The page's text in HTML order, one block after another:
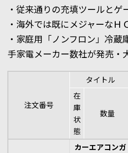
・従来通りの充填ツールとゲ
・海外では既にメジャーなＨ
・家庭用「ノンフロン」冷蔵
手家電メーカー数社が発売・
注文番号
タイトル
在
庫
状
態
数量
カーエアコンガ